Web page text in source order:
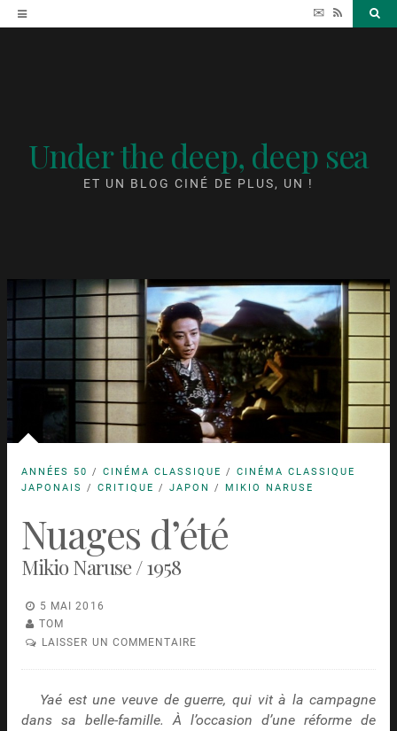
Accéder
au
✉ RSS
Under the deep, deep sea
ET UN BLOG CINÉ DE PLUS, UN !
ANNÉES 50 / CINÉMA CLASSIQUE / CINÉMA CLASSIQUE
JAPONAIS
/ CRITIQUE / JAPON / MIKIO NARUSE
Nuages d’été
Mikio Naruse / 1958
5 MAI 2016
TOM
LAISSER UN COMMENTAIRE
Yaé est une veuve de guerre, qui vit à la campagne
dans sa belle-famille. À l’occasion d’une réforme de